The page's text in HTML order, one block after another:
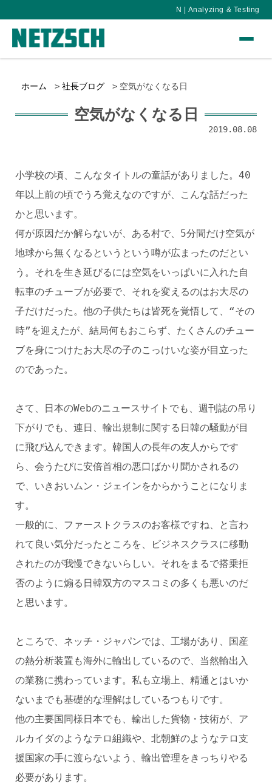
N | Analyzing & Testing
ホーム 社長ブログ 空気がなくなる日
空気がなくなる日
2019.08.08
小学校の頃、こんなタイトルの童話がありました。40
年以上前の頃でうろ覚えなのですが、こんな話だった
かと思います。
何が原因だか解らないが、ある村で、5分間だけ空気が
地球から無くなるというという噂が広まったのだとい
う。それを生き延びるには空気をいっぱいに入れた自
転車のチューブが必要で、それを変えるのはお大尽の
子だけだった。他の子供たちは皆死を覚悟して、“その
時”を迎えたが、結局何もおこらず、たくさんのチュー
ブを身につけたお大尽の子のこっけいな姿が目立った
のであった。
さて、日本のWebのニュースサイトでも、週刊誌の吊り
下がりでも、連日、輸出規制に関する日韓の騒動が目
に飛び込んできます。韓国人の長年の友人からです
ら、会うたびに安倍首相の悪口ばかり聞かされるの
で、いきおいムン・ジェインをからかうことになりま
す。
一般的に、ファーストクラスのお客様ですね、と言わ
れて良い気分だったところを、ビジネスクラスに移動
されたのが我慢できないらしい。それをまるで搭乗拒
否のように煽る日韓双方のマスコミの多くも悪いのだ
と思います。
ところで、ネッチ・ジャパンでは、工場があり、国産
の熱分析装置も海外に輸出しているので、当然輸出入
の業務に携わっています。私も立場上、精通とはいか
ないまでも基礎的な理解はしているつもりです。
他の主要国同様日本でも、輸出した貨物・技術が、ア
ルカイダのようなテロ組織や、北朝鮮のようなテロ支
援国家の手に渡らないよう、輸出管理をきっちりやる
必要があります。